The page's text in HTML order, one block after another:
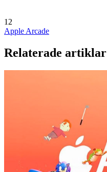
12
Apple Arcade
Relaterade artiklar